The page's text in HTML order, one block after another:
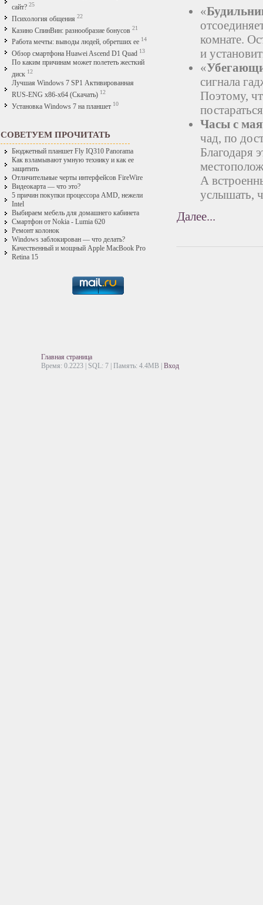
сайт? 25
Психология общения 22
Казино СпинВин: разнообразие бонусов 21
Работа мечты: выводы людей, обретших ее 14
Обзор смартфона Huawei Ascend D1 Quad 13
По каким причинам может полететь жесткий
диск 12
Лучшая Windows 7 SP1 Активированная
RUS-ENG x86-x64 (Скачать) 12
Установка Windows 7 на планшет 10
СОВЕТУЕМ ПРОЧИТАТЬ
Бюджетный планшет Fly IQ310 Panorama
Как взламывают умную технику и как ее
защитить
Отличительные черты интерфейсов FireWire
Видеокарта — что это?
5 причин покупки процессора AMD, нежели
Intel
Выбираем мебель для домашнего кабинета
Смартфон от Nokia - Lumia 620
Ремонт колонок
Windows заблокирован — что делать?
Качественный и мощный Apple MacBook Pro
Retina 15
«
комнате.
и
«
сигнала
Поэтому,
Часы с
чад, по
Благодаря
А
услышать,
Далее...
Главная страница
Время: 0.2223 | SQL: 7 | Память: 4.4MB Вход